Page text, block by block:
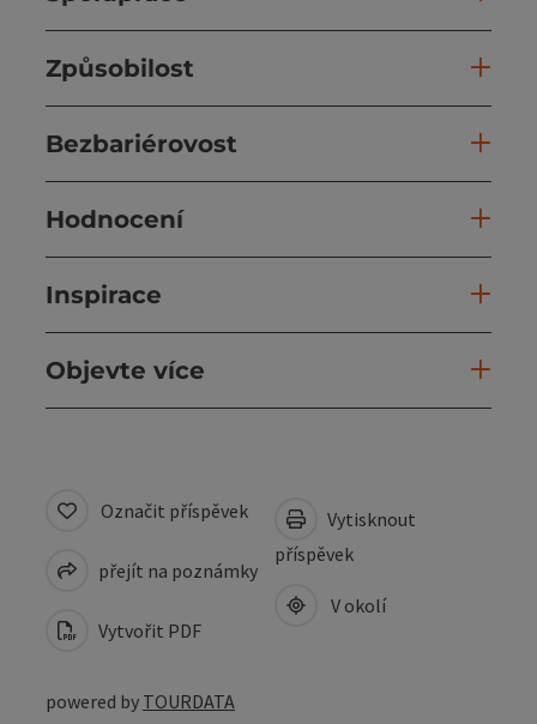
Způsobilost
Bezbariérovost
Hodnocení
Inspirace
Objevte více
Označit příspěvek
přejít na poznámky
Vytvořit PDF
Vytisknout
příspěvek
V okolí
powered by TOURDATA